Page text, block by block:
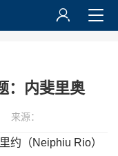
：内斐里奥
来源：
约（Neiphiu Rio）